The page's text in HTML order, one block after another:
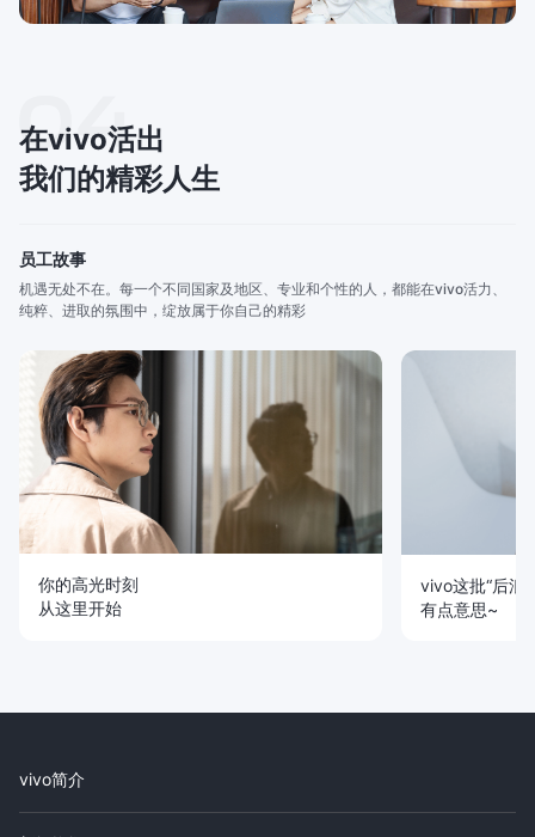
在vivo活出
我们的精彩人生
员工故事
机遇无处不在。每一个不同国家及地区、专业和个性的人，都能在vivo活力、
纯粹、进取的氛围中，绽放属于你自己的精彩
你的高光时刻
从这里开始
vivo这批“后浪”
有点意思~
vivo简介